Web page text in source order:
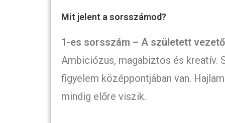
Mit jelent a sorsszámod?
1-es sorsszám – A született vezető
Ambiciózus, magabiztos és kreatív.
figyelem középpontjában van.
mindig előre viszik.